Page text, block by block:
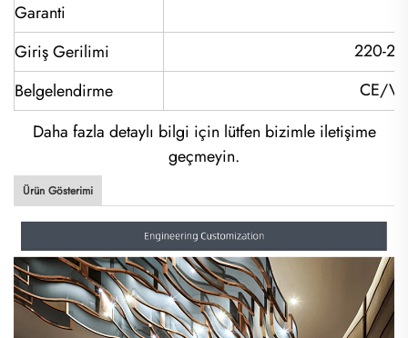
Garanti
Giriş Gerilimi
220-
Belgelendirme
CE/
Daha fazla detaylı bilgi için lütfen bizimle iletişime
geçmeyin.
Ürün Gösterimi